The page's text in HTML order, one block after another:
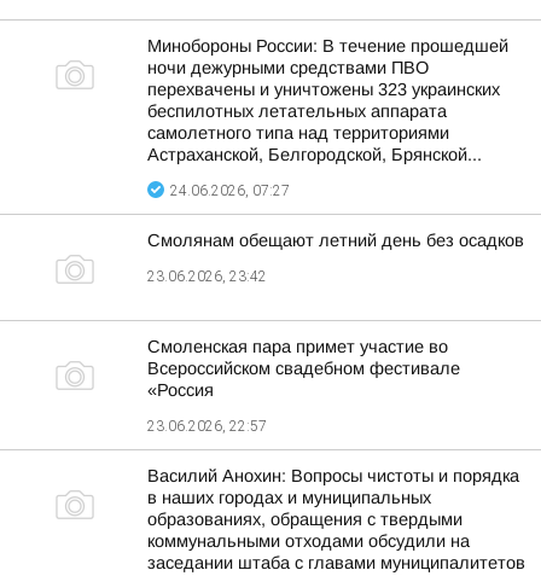
Минобороны России: В течение прошедшей
ночи дежурными средствами ПВО
перехвачены и уничтожены 323 украинских
беспилотных летательных аппарата
самолетного типа над территориями
Астраханской, Белгородской, Брянской...
24.06.2026, 07:27
Смолянам обещают летний день без осадков
23.06.2026, 23:42
Смоленская пара примет участие во
Всероссийском свадебном фестивале
«Россия
23.06.2026, 22:57
Василий Анохин: Вопросы чистоты и порядка
в наших городах и муниципальных
образованиях, обращения с твердыми
коммунальными отходами обсудили на
заседании штаба с главами муниципалитетов